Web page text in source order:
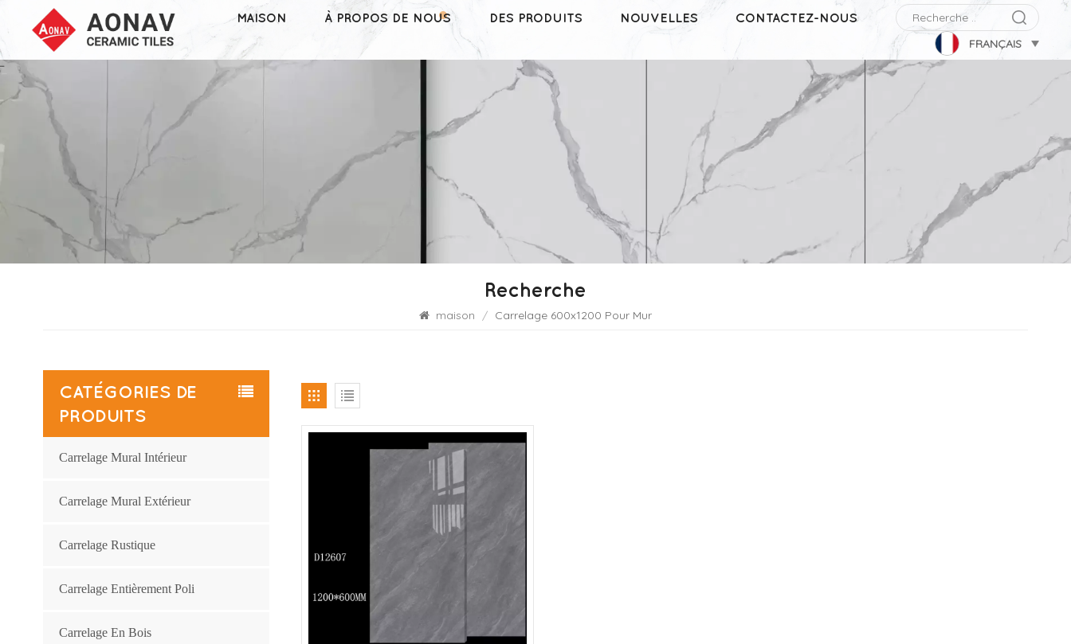
MAISON À PROPOS DE NOUS DES PRODUITS NOUVELLES
CONTACTEZ-NOUS
FRANÇAIS
Recherche
maison / Carrelage 600x1200 Pour Mur
CATÉGORIES DE
PRODUITS
Carrelage Mural Intérieur
Carrelage Mural Extérieur
Carrelage Rustique
Carrelage Entièrement Poli
Carrelage En Bois